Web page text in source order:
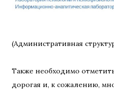
(Административная
Также необходимо
дорогая и, к сожалению,